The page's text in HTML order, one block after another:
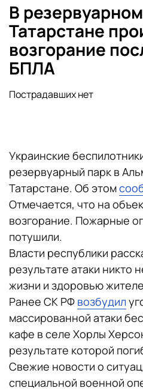
В
Татарстане
возгорание
БПЛА
Пострадавших нет
Украинские
резервуарный парк в
Татарстане. Об этом
Отмечается, что на
возгорание. Пожарные
потушили.
Власти республики
результате атаки никто
жизни и здоровью
Ранее СК РФ возбудил
массированной атаки
кафе в селе Хорлы
результате которой
Свежие новости о
специальной военной